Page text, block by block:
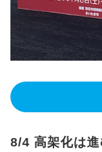
8/4 高架化は